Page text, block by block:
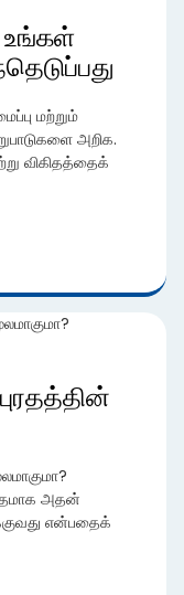
உங்கள்
மற்றும்
அறிக.
விகிதத்தைக்
அதன்
என்பதைக்